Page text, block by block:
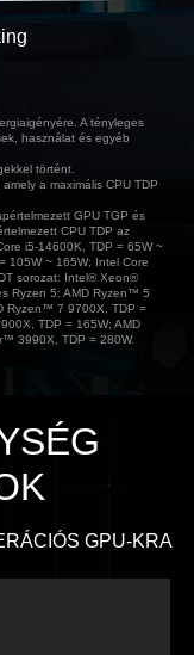
A tényleges
használat és egyéb
történt.
a maximális CPU TDP
GPU TGP és
CPU TDP az
i5-14600K, TDP = 65W ~
105W ~ 165W; Intel Core
sorozat: Intel® Xeon®
Ryzen 5: AMD Ryzen™ 5
Ryzen™ 7 9700X, TDP =
TDP = 165W; AMD
3990X, TDP = 280W.
GPU-KRA